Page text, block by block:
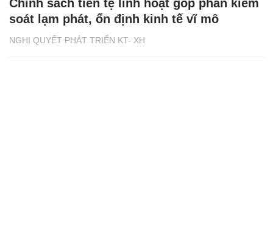
NGHỊ QUYẾT PHÁT TRIỂN KT- XH
Chính sách tiền tệ linh hoạt góp phần kiểm
soát lạm phát, ổn định kinh tế vĩ mô